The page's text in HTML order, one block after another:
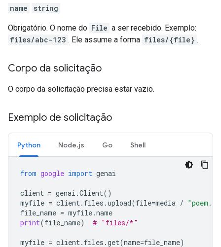
name string
Obrigatório. O nome do File a ser recebido. Exemplo:
files/abc-123 . Ele assume a forma files/{file} .
Corpo da solicitação
O corpo da solicitação precisa estar vazio.
Exemplo de solicitação
Python Node.js Go Shell
from google import genai
client = genai .Client()
myfile = client. files .upload(file=media /
file_name = myfile.name
print(file_name) # "files/*"
myfile = client. files .get(name=file_name)